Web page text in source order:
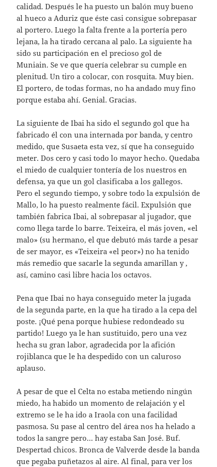
calidad. Después le ha puesto un balón muy bueno
al hueco a Aduriz que éste casi consigue sobrepasar
al portero. Luego la falta frente a la portería pero
lejana, la ha tirado cercana al palo. La siguiente ha
sido su participación en el precioso gol de
Muniain. Se ve que quería celebrar su cumple en
plenitud. Un tiro a colocar, con rosquita. Muy bien.
El portero, de todas formas, no ha andado muy fino
porque estaba ahí. Genial. Gracias.
La siguiente de Ibai ha sido el segundo gol que ha
fabricado él con una internada por banda, y centro
medido, que Susaeta esta vez, sí que ha conseguido
meter. Dos cero y casi todo lo mayor hecho. Quedaba
el miedo de cualquier tontería de los nuestros en
defensa, ya que un gol clasificaba a los gallegos.
Pero el segundo tiempo, y sobre todo la expulsión de
Mallo, lo ha puesto realmente fácil. Expulsión que
también fabrica Ibai, al sobrepasar al jugador, que
como llega tarde lo barre. Teixeira, el más joven, «el
malo» (su hermano, el que debutó más tarde a pesar
de ser mayor, es «Teixeira «el peor») no ha tenido
más remedio que sacarle la segunda amarillan y ,
así, camino casi libre hacia los octavos.
Pena que Ibai no haya conseguido meter la jugada
de la segunda parte, en la que ha tirado a la cepa del
poste. ¡Qué pena porque hubiese redondeado su
partido! Luego ya le han sustituido, pero una vez
hecha su gran labor, agradecida por la afición
rojiblanca que le ha despedido con un caluroso
aplauso.
A pesar de que el Celta no estaba metiendo ningún
miedo, ha habido un momento de relajación y el
extremo se le ha ido a Iraola con una facilidad
pasmosa. Su pase al centro del área nos ha helado a
todos la sangre pero… hay estaba San José. Buf.
Despertad chicos. Bronca de Valverde desde la banda
que pegaba puñetazos al aire. Al final, para ver los